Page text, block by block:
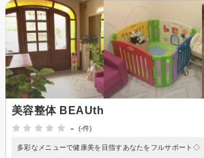
美容整体 BEAUth
-
(-件)
多彩なメニューで健康美を目指すあなたをフルサポート◇